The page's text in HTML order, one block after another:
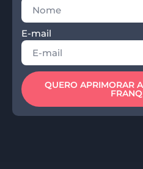
E-mail
QUERO APRIMORAR